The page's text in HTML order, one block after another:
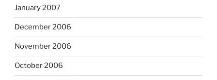
January 2007
December 2006
November 2006
October 2006